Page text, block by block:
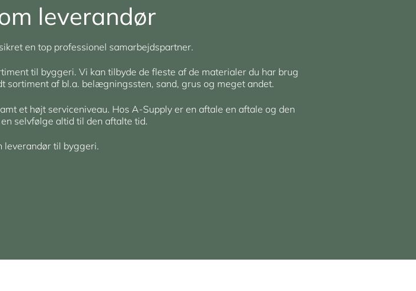
leverandør
en top professionel samarbejdspartner.
til byggeri. Vi kan tilbyde de fleste af de materialer du har brug
sortiment af bl.a. belægningssten, sand, grus og meget andet.
et højt serviceniveau. Hos A-Supply er en aftale en aftale og den
selvfølge altid til den aftalte tid.
leverandør til byggeri.